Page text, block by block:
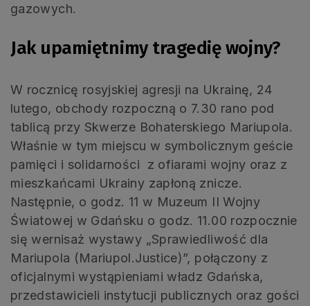
gazowych.
Jak upamiętnimy tragedię wojny?
W rocznicę rosyjskiej agresji na Ukrainę, 24
lutego, obchody rozpoczną o 7.30 rano pod
tablicą przy Skwerze Bohaterskiego Mariupola.
Właśnie w tym miejscu w symbolicznym geście
pamięci i solidarności z ofiarami wojny oraz z
mieszkańcami Ukrainy zapłoną znicze.
Następnie, o godz. 11 w Muzeum II Wojny
Światowej w Gdańsku o godz. 11.00 rozpocznie
się wernisaż wystawy „Sprawiedliwość dla
Mariupola (Mariupol.Justice)”, połączony z
oficjalnymi wystąpieniami władz Gdańska,
przedstawicieli instytucji publicznych oraz gości